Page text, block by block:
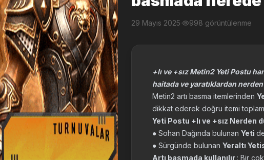
29 Mayıs 2025· 998 görüntülenme
+lı ve +sız Metin2 Yeti Postu
haitada ve yaratıklardan
Metin2 artı basma itemlerinden
dikkat ederek doğru itemi
Yeti Postu +lı ve +sız Nerden
● Sohan Dağında bulunan Yeti
● Sürgünde bulunan Yeraltı
Artı basmada kullanılır : Bir